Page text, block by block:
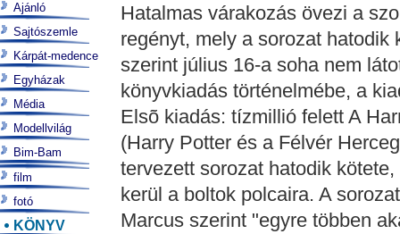
Hatalmas várakozás övezi a
regényt, mely a sorozat
szerint július 16-a soha nem
könyvkiadás történelmébe, a
Elsõ kiadás: tízmillió felett A
(Harry Potter és a Félvér
tervezett sorozat hatodik
kerül a boltok polcaira. A
Marcus szerint "egyre többen
Ajánló
Sajtószemle
Kárpát-medence
Egyházak
Média
Modellvilág
Bim-Bam
film
fotó
KÖNYV